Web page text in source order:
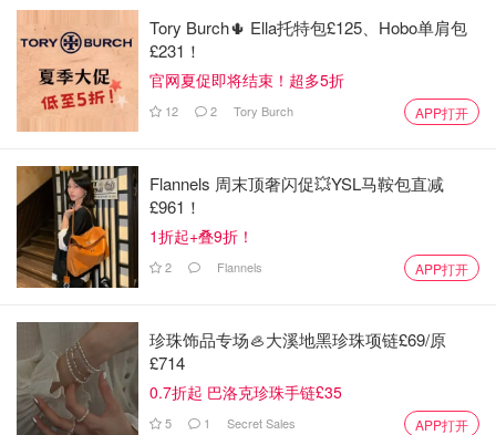
Tory Burch🌵 Ella托特包£125、Hobo单肩包
£231！
官网夏促即将结束！超多5折
12 2 Tory Burch APP打开
Flannels 周末顶奢闪促💥YSL马鞍包直减
£961！
1折起+叠9折！
2 Flannels APP打开
珍珠饰品专场🦪大溪地黑珍珠项链£69/原
£714
0.7折起 巴洛克珍珠手链£35
5 1 Secret Sales APP打开